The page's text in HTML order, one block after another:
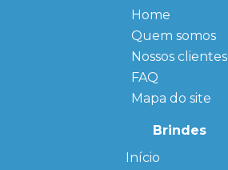
Home
Quem somos
Nossos clientes
FAQ
Mapa do site
Brindes
Início← Back
← Back